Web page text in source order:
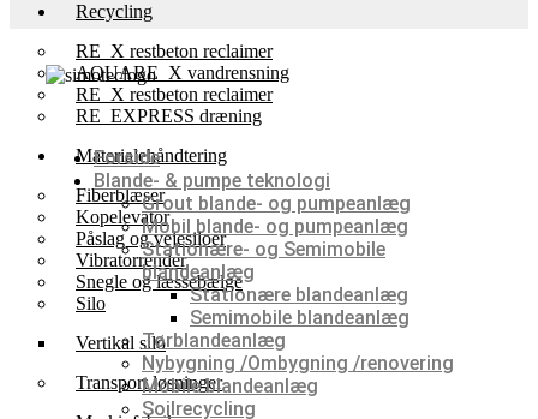
Recycling
RE_X restbeton reclaimer
AQUARE_X vandrensning
RE_X restbeton reclaimer
RE_EXPRESS dræning
Materialehåndtering
Fiberblæser
Kopelevator
Påslag og vejesiloer
Vibratorrender
Snegle og læssebælge
Silo
Vertikal silo
Transport løsninger
Forside
Blande- & pumpe teknologi
Grout blande- og pumpeanlæg
Mobil blande- og pumpeanlæg
Stationære- og Semimobile
blandeanlæg
Stationære blandeanlæg
Semimobile blandeanlæg
Tørblandeanlæg
Nybygning /Ombygning /renovering
Mobile blandeanlæg
Soilrecycling